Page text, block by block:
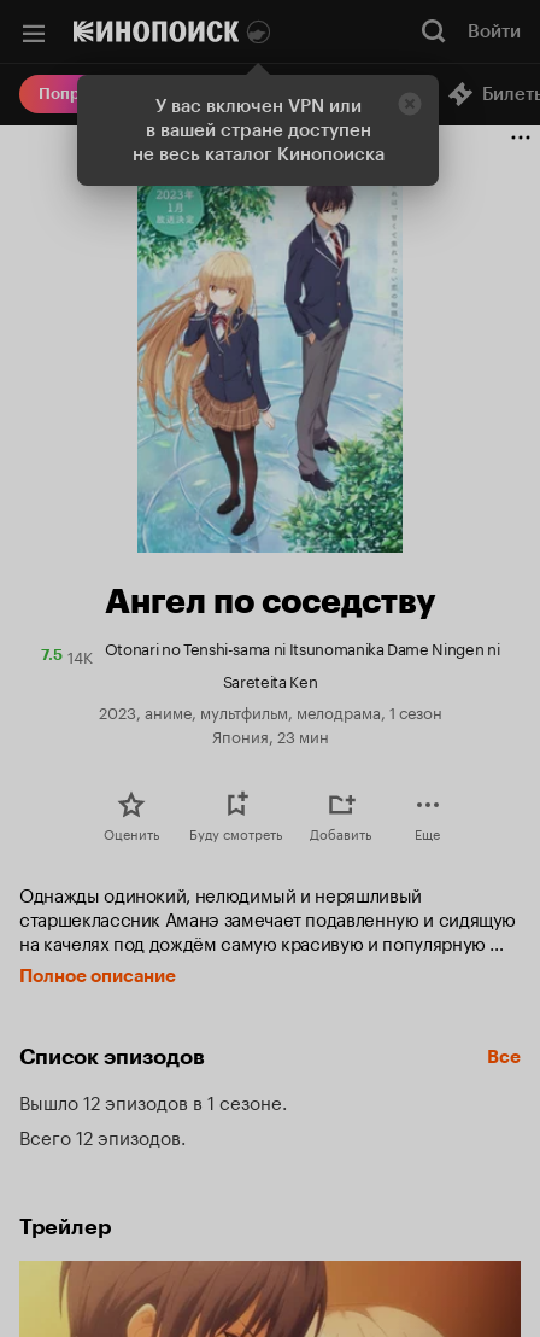
У вас включен VPN или
в вашей стране доступен
не весь каталог Кинопоиска
Войти
Попробовать Плюс Онлайн-кинотеатр
Ангел по соседству
7.5Рейтинг
14K Otonari no Tenshi-sama ni Itsunomanika Dame Ningen ni
Sareteita Ken
2023, аниме, мультфильм, мелодрама, 1 сезон
Япония, 23 мин
Оценить Буду смотреть Добавить Еще
Однажды одинокий, нелюдимый и неряшливый
старшеклассник Аманэ замечает подавленную и сидящую
на качелях под дождём самую красивую и популярную
девушку школы Махиру, которая учится с ним в одном
классе. Отдав промокшей бедолаге зонт, Аманэ спешно
Полное описание
Список эпизодов Все
Вышло 12 эпизодов в 1 сезоне
Всего 12 эпизодов
Трейлер